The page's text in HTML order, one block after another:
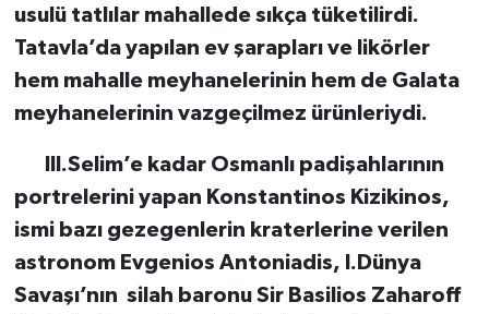
usulü tatlılar mahallede sıkça tüketilirdi.
Tatavla’da yapılan ev şarapları ve likörler
hem mahalle meyhanelerinin hem de Galata
meyhanelerinin vazgeçilmez ürünleriydi.
III.Selim’e kadar Osmanlı padişahlarının
portrelerini yapan Konstantinos Kizikinos,
ismi bazı gezegenlerin kraterlerine verilen
astronom Evgenios Antoniadis, I.Dünya
Savaşı’nın silah baronu Sir Basilios Zaharoff